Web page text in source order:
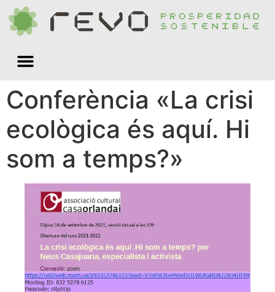
Conferència «La crisi
ecològica és aquí. Hi
som a temps?»